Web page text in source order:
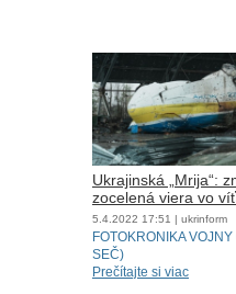
Ukrajinská „Mrija“:
zocelená viera vo
5.4.2022 17:51 | ukrinform
FOTOKRONIKA
SEČ)
Prečítajte si viac